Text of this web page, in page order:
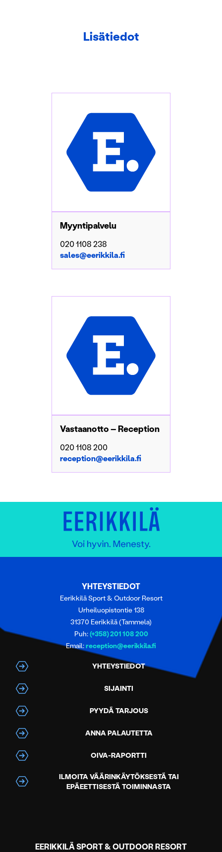
Lisätiedot
Myyntipalvelu
020 1108 238
sales@eerikkila.fi
Vastaanotto – Reception
020 1108 200
reception@eerikkila.fi
YHTEYSTIEDOT
Eerikkilä Sport & Outdoor Resort
Urheiluopistontie 138
31370 Eerikkilä (Tammela)
Puh:(+358) 201 108 200
Email:reception@eerikkila.fi
YHTEYSTIEDOT
SIJAINTI
PYYDÄ TARJOUS
ANNA PALAUTETTA
OIVA-RAPORTTI
ILMOITA VÄÄRINKÄYTÖKSESTÄ TAI
EPÄEETTISESTÄ TOIMINNASTA
EERIKKILÄ SPORT & OUTDOOR RESORT